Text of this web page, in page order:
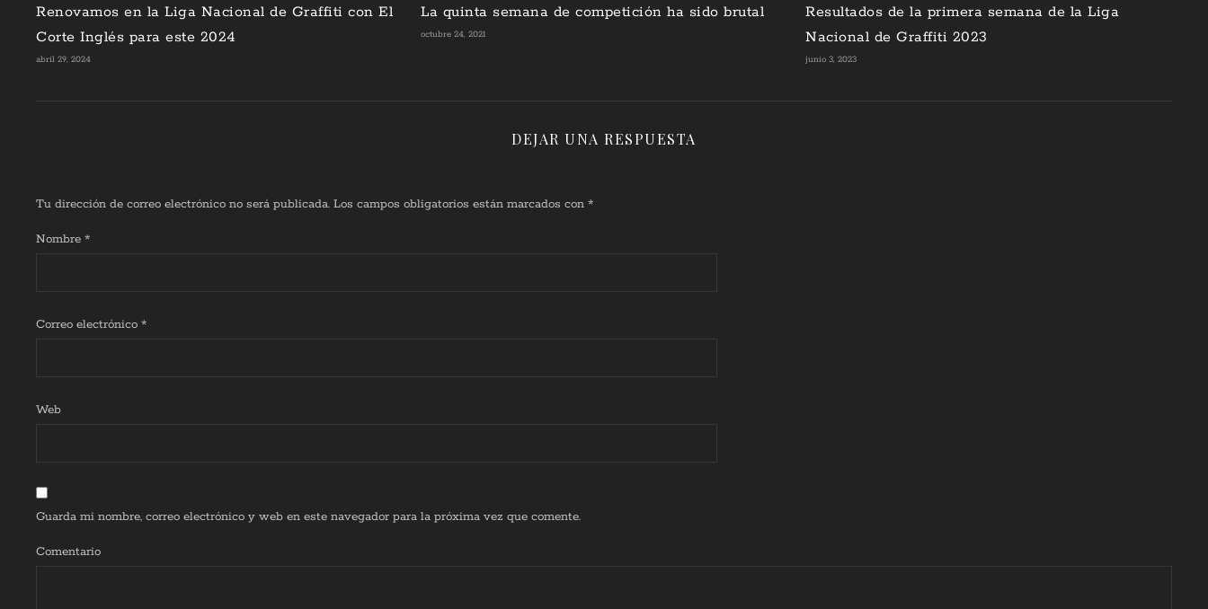
Renovamos en la Liga Nacional de Graffiti con El
Corte Inglés para este 2024
abril 29, 2024
La quinta semana de competición ha sido brutal
octubre 24, 2021
Resultados de la primera semana de la Liga
Nacional de Graffiti 2023
junio 3, 2023
DEJAR UNA RESPUESTA
Tu dirección de correo electrónico no será publicada. Los campos obligatorios están marcados con *
Nombre *
Correo electrónico *
Web
Guarda mi nombre, correo electrónico y web en este navegador para la próxima vez que comente.
Comentario